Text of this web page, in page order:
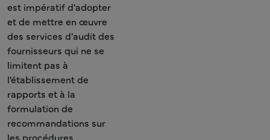
est impératif d'adopter
et de mettre en œuvre
des services d'audit des
fournisseurs qui ne se
limitent pas à
l'établissement de
rapports et à la
formulation de
recommandations sur
les procédures